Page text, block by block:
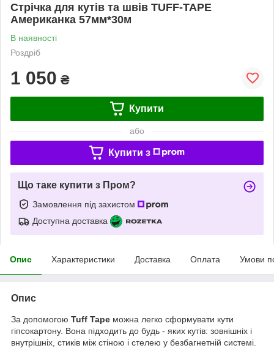
Стрічка для кутів та швів TUFF-TAPE
Американка 57мм*30м
В наявності
Роздріб
1 050 ₴
Купити
або
Купити з
Що таке купити з Пром?
Замовлення під захистом
Доступна доставка
Опис Характеристики Доставка Оплата Умови
Опис
За допомогою Tuff Tape можна легко сформувати кути
гіпсокартону. Вона підходить до будь - яких кутів: зовнішніх і
внутрішніх, стиків між стіною і стелею у безбагнетній системі.